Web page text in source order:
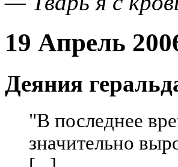
19 Апрель
Деяния
"В последнее
значительно